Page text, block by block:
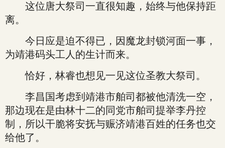
这位唐大祭司一直很知趣，始终与他保持距
离。
今日应是迫不得已，因魔龙封锁河面一事，
为靖港码头工人的生计而来。
恰好，林睿也想见一见这位圣教大祭司。
李昌国考虑到靖港市舶司都被他清洗一空，
那边现在是由林十二的同党市舶司提举李丹控
制，所以干脆将安抚与赈济靖港百姓的任务也交
给他了。